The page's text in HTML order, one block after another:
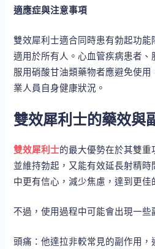
適應症與注意事項
雙效犀利士適合同時患有勃起功
適用於所有人。心血管疾病患者
服用硝酸甘油類藥物者應避免使
業人員自身健康狀況。
雙效犀利士的藥效與
雙效犀利士的最大優勢在於其雙
並維持勃起，又能有效延長射精
中更有信心，減少焦慮，達到更佳
不過，使用過程中可能會出現一些
頭痛：他達拉非較常見的副作用